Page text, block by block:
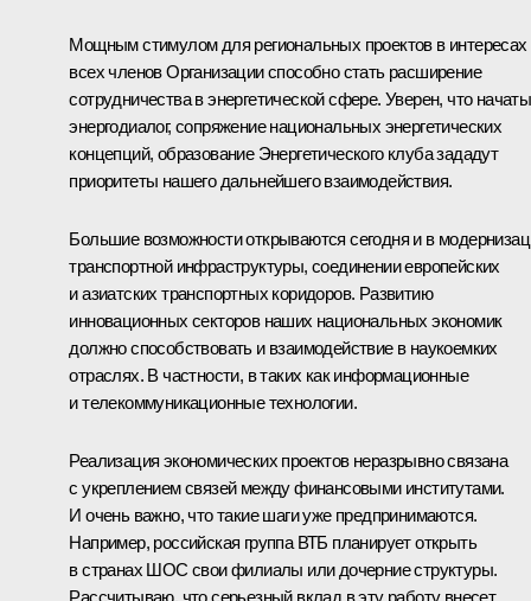
Мощным стимулом для региональных проектов в интересах
всех членов Организации способно стать расширение
сотрудничества в энергетической сфере. Уверен, что
энергодиалог, сопряжение национальных энергетических
концепций, образование Энергетического клуба зададут
приоритеты нашего дальнейшего взаимодействия.
Большие возможности открываются сегодня и в
транспортной инфраструктуры, соединении европейских
и азиатских транспортных коридоров. Развитию
инновационных секторов наших национальных экономик
должно способствовать и взаимодействие в наукоемких
отраслях. В частности, в таких как информационные
и телекоммуникационные технологии.
Реализация экономических проектов неразрывно связана
с укреплением связей между финансовыми институтами.
И очень важно, что такие шаги уже предпринимаются.
Например, российская группа ВТБ планирует открыть
в странах ШОС свои филиалы или дочерние структуры.